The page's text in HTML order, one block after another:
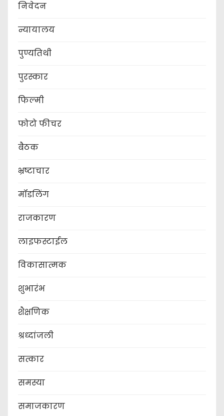
निवेदन
न्यायालय
पुण्यतिथी
पुरस्कार
फिल्मी
फोटो फीचर
बैठक
भ्रष्टाचार
मॉडलिंग
राजकारण
लाइफस्टाईल
विकासात्मक
शुभारंभ
शैक्षणिक
श्रध्दांजली
सत्कार
समस्या
समाजकारण